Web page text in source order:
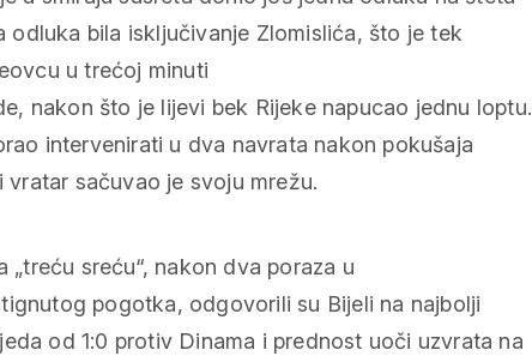
odluka bila isključivanje Zlomislića, što je tek
u trećoj minuti
nakon što je lijevi bek Rijeke napucao jednu loptu.
intervenirati u dva navrata nakon pokušaja
vratar sačuvao je svoju mrežu.
„treću sreću“, nakon dva poraza u
pogotka, odgovorili su Bijeli na najbolji
od 1:0 protiv Dinama i prednost uoči uzvrata na